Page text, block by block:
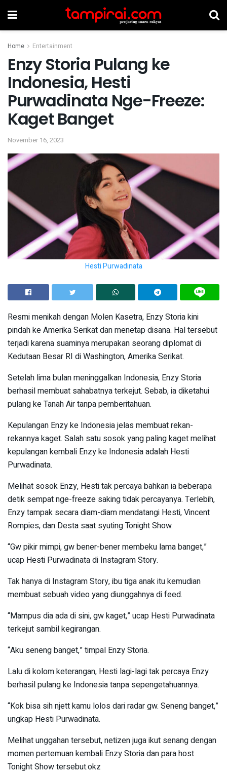
Home Entertainment
Enzy Storia Pulang ke
Indonesia, Hesti
Purwadinata Nge-Freeze:
Kaget Banget
November 16, 2023
Hesti Purwadinata
Resmi menikah dengan Molen Kasetra, Enzy Storia kini
pindah ke Amerika Serikat dan menetap disana. Hal tersebut
terjadi karena suaminya merupakan seorang diplomat di
Kedutaan Besar RI di Washington, Amerika Serikat.
Setelah lima bulan meninggalkan Indonesia, Enzy Storia
berhasil membuat sahabatnya terkejut. Sebab, ia diketahui
pulang ke Tanah Air tanpa pemberitahuan.
Kepulangan Enzy ke Indonesia jelas membuat rekan-
rekannya kaget. Salah satu sosok yang paling kaget melihat
kepulangan kembali Enzy ke Indonesia adalah Hesti
Purwadinata.
Melihat sosok Enzy, Hesti tak percaya bahkan ia beberapa
detik sempat nge-freeze saking tidak percayanya. Terlebih,
Enzy tampak secara diam-diam mendatangi Hesti, Vincent
Rompies, dan Desta saat syuting Tonight Show.
“Gw pikir mimpi, gw bener-bener membeku lama banget,”
ucap Hesti Purwadinata di Instagram Story.
Tak hanya di Instagram Story, ibu tiga anak itu kemudian
membuat sebuah video yang diunggahnya di feed.
“Mampus dia ada di sini, gw kaget,” ucap Hesti Purwadinata
terkejut sambil kegirangan.
“Aku seneng banget,” timpal Enzy Storia.
Lalu di kolom keterangan, Hesti lagi-lagi tak percaya Enzy
berhasil pulang ke Indonesia tanpa sepengetahuannya.
“Kok bisa sih njett kamu lolos dari radar gw. Seneng banget,”
ungkap Hesti Purwadinata.
Melihat unggahan tersebut, netizen juga ikut senang dengan
momen pertemuan kembali Enzy Storia dan para host
Tonight Show tersebut.okz